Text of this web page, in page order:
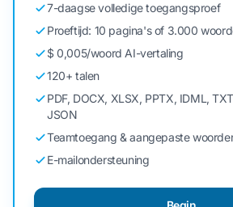
7-daagse volledige toegangsproef
Proeftijd: 10 pagina's of 3.000
$ 0,005/woord AI-vertaling
120+ talen
PDF, DOCX, XLSX, PPTX, IDML,
JSON
Teamtoegang & aangepaste
E-mailondersteuning